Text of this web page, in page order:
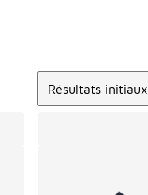
Résultats initiaux